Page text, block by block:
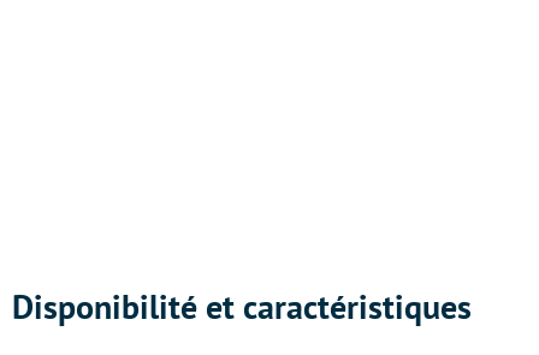
Disponibilité et caractéristiques